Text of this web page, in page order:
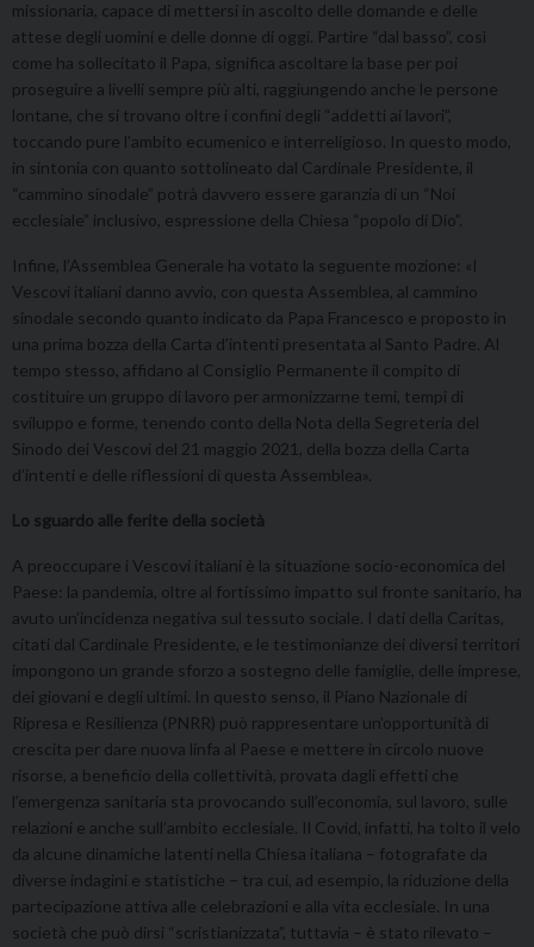
missionaria, capace di mettersi in ascolto delle domande e delle
attese degli uomini e delle donne di oggi. Partire “dal basso”, così
come ha sollecitato il Papa, significa ascoltare la base per poi
proseguire a livelli sempre più alti, raggiungendo anche le persone
lontane, che si trovano oltre i confini degli “addetti ai lavori”,
toccando pure l’ambito ecumenico e interreligioso. In questo modo,
in sintonia con quanto sottolineato dal Cardinale Presidente, il
“cammino sinodale” potrà davvero essere garanzia di un “Noi
ecclesiale” inclusivo, espressione della Chiesa “popolo di Dio”.
Infine, l’Assemblea Generale ha votato la seguente mozione: «I
Vescovi italiani danno avvio, con questa Assemblea, al cammino
sinodale secondo quanto indicato da Papa Francesco e proposto in
una prima bozza della Carta d’intenti presentata al Santo Padre. Al
tempo stesso, affidano al Consiglio Permanente il compito di
costituire un gruppo di lavoro per armonizzarne temi, tempi di
sviluppo e forme, tenendo conto della Nota della Segreteria del
Sinodo dei Vescovi del 21 maggio 2021, della bozza della Carta
d’intenti e delle riflessioni di questa Assemblea».
Lo sguardo alle ferite della società
A preoccupare i Vescovi italiani è la situazione socio-economica del
Paese: la pandemia, oltre al fortissimo impatto sul fronte sanitario, ha
avuto un’incidenza negativa sul tessuto sociale. I dati della Caritas,
citati dal Cardinale Presidente, e le testimonianze dei diversi territori
impongono un grande sforzo a sostegno delle famiglie, delle imprese,
dei giovani e degli ultimi. In questo senso, il Piano Nazionale di
Ripresa e Resilienza (PNRR) può rappresentare un’opportunità di
crescita per dare nuova linfa al Paese e mettere in circolo nuove
risorse, a beneficio della collettività, provata dagli effetti che
l’emergenza sanitaria sta provocando sull’economia, sul lavoro, sulle
relazioni e anche sull’ambito ecclesiale. Il Covid, infatti, ha tolto il velo
da alcune dinamiche latenti nella Chiesa italiana – fotografate da
diverse indagini e statistiche – tra cui, ad esempio, la riduzione della
partecipazione attiva alle celebrazioni e alla vita ecclesiale. In una
società che può dirsi “scristianizzata”, tuttavia – è stato rilevato –